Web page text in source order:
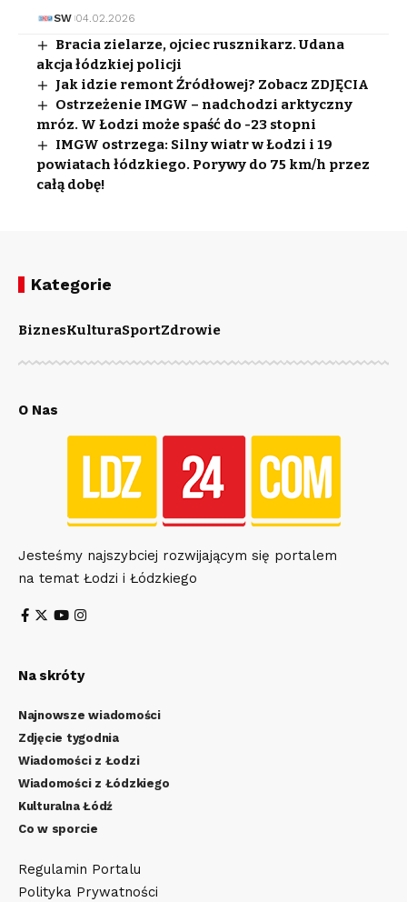
SW 04.02.2026
Bracia zielarze, ojciec rusznikarz. Udana
akcja łódzkiej policji
Jak idzie remont Źródłowej? Zobacz ZDJĘCIA
Ostrzeżenie IMGW – nadchodzi arktyczny
mróz. W Łodzi może spaść do -23 stopni
IMGW ostrzega: Silny wiatr w Łodzi i 19
powiatach łódzkiego. Porywy do 75 km/h przez
całą dobę!
Kategorie
BiznesKulturaSportZdrowie
O Nas
Jesteśmy najszybciej rozwijającym się portalem
na temat Łodzi i Łódzkiego
Na skróty
Najnowsze wiadomości
Zdjęcie tygodnia
Wiadomości z Łodzi
Wiadomości z Łódzkiego
Kulturalna Łódź
Co w sporcie
Regulamin Portalu
Polityka Prywatności